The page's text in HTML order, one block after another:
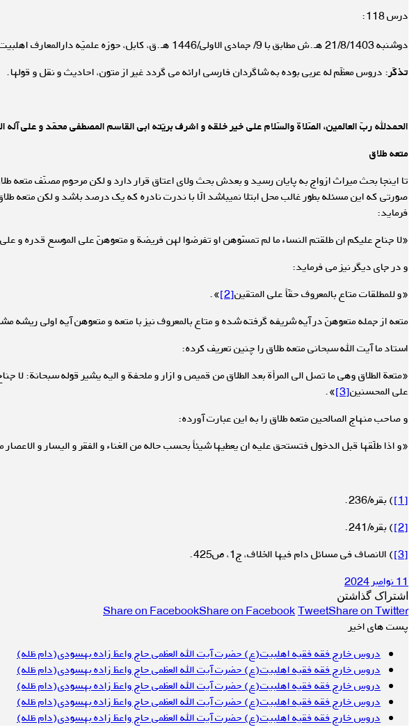
درس 118:
دوشنبه 21/8/1403 هـ.ش مطابق با 9/ جمادی الاولی/1446 هـ.ق، کابل، حوزه علمیّه دارالمعارف اهلبیت
تذکّر: دروس معظّم له عربی بوده به شاگردان فارسی ارائه می گردد غیر از متون، احادیث و نقل و قول­ها.
الحمدلله ربّ العالمین، الصّلاة والسّلام علی خیر خلقه و اشرف بریّته ابی القاسم المصطفی محمّد و علی
متعه طلاق
تا اینجا بحث میراث ازواج به پایان رسید و بعدش بحث ولای اعتاق قرار دارد و لکن مرحوم مصنّف
صورتی که این مسئله بطور غالب محل ابتلا نمی­باشد الّا با ندرت نادره که یک درصد باشد و لکن متعه
فرماید:
«لا جناح علیکم ان طلقتم النساء ما لم تمسّوهن او تفرضوا لهن فریضة و متعوهنّ علی الموسع قدره و علی
و در جای دیگر نیز می فرماید:
«و للمطلقات متاع بالمعروف حقّاً علی المتقین[2]
».
متعه از جمله متعوهنّ در آیه شریفه گرفته شده و متاع بالمعروف نیز با متعه و متعوهن آیه اولی
استاد ما آیت الله سبحانی متعه طلاق را چنین تعریف کرده:
«متعة الطلاق وهی ما تصل الی المرأة بعد الطلاق من قمیص و ازار و ملحفة و الیه یشیر قوله سبحانة:
علی المحسنین[3]
».
و صاحب منهاج الصالحین متعه طلاق را به این عبارت آورده:
«و اذا طلّقها قبل الدخول فتستحق علیه ان یعطیها شیئاً بحسب حاله من الغناء و الفقر و الیسار و
[1]
) بقره/236.
[2]
) بقره/241.
[3]
) الانصاف فی مسائل دام فیها الخلاف، ج1، ص425.
11 نوامبر 2024
اشتراک گذاشتن
Share on FacebookShare on FacebookTweetShare on Twitter
پست های اخیر
دروس خارج فقه فقیه اهلبیت(ع) حضرت آیت الله العظمی حاج واعظ زاده بهسودی(دام ظله)
دروس خارج فقه فقیه اهلبیت(ع) حضرت آیت الله العظمی حاج واعظ زاده بهسودی(دام ظله)
دروس خارج فقه فقیه اهلبیت(ع) حضرت آیت الله العظمی حاج واعظ زاده بهسودی(دام ظله)
دروس خارج فقه فقیه اهلبیت(ع) حضرت آیت الله العظمی حاج واعظ زاده بهسودی(دام ظله)
دروس خارج فقه فقیه اهلبیت(ع) حضرت آیت الله العظمی حاج واعظ زاده بهسودی(دام ظله)